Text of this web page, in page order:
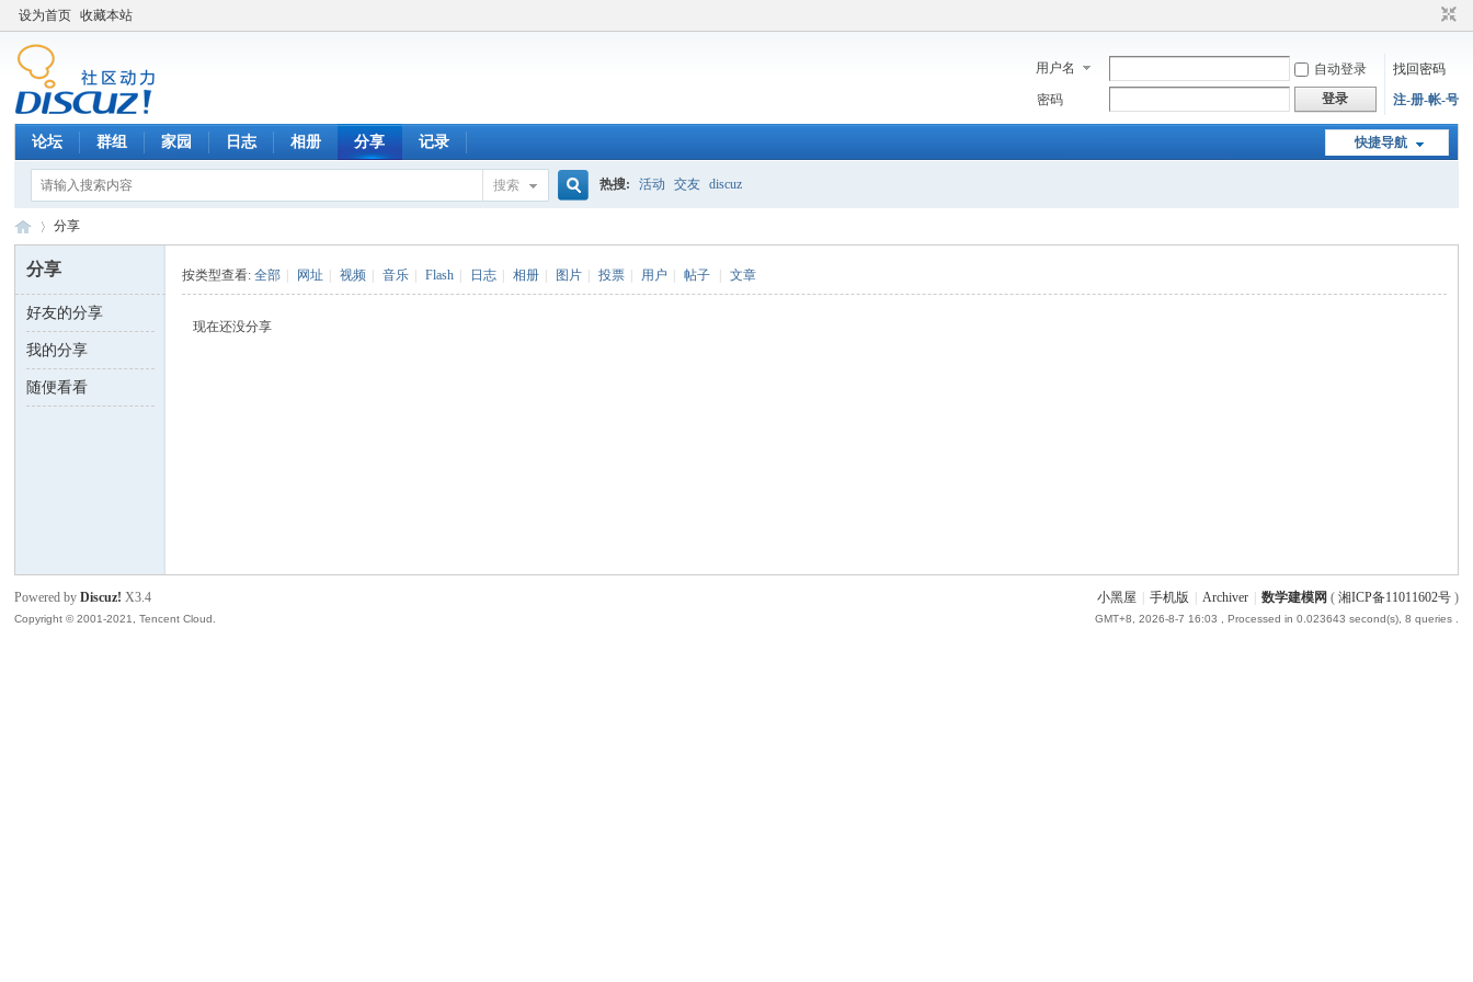
设为首页 收藏本站
用户名 自动登录
找回密码
密码
登录 注-册-帐-号
快捷导航
论坛 群组 家园 日志 相册 分享 记录
搜索 热搜: 活动 交友 discuz
数 ›
分享
分享
好友的分享
我的分享
随便看看
按类型查看:全部 网址 视频 音乐 Flash 日志 相册 图片 投票 用户 帖子 文章
现在还没分享
小黑屋 手机版 Archiver 数学建模网 ( 湘ICP备11011602号)
GMT+8, 2026-8-7 16:03 , Processed in 0.023643 second(s), 8 queries .
Powered byDiscuz! X3.4
Copyright © 2001-2021, Tencent Cloud.